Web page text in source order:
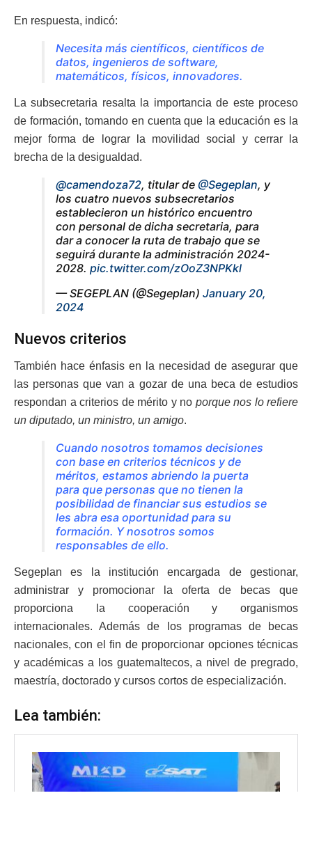
En respuesta, indicó:
Necesita más científicos, científicos de
datos, ingenieros de software,
matemáticos, físicos, innovadores.
La subsecretaria resalta la importancia de este proceso
de formación, tomando en cuenta que la educación es la
mejor forma de lograr la movilidad social y cerrar la
brecha de la desigualdad.
@camendoza72, titular de @Segeplan, y
los cuatro nuevos subsecretarios
establecieron un histórico encuentro
con personal de dicha secretaria, para
dar a conocer la ruta de trabajo que se
seguirá durante la administración 2024-
2028. pic.twitter.com/zOoZ3NPKkl
— SEGEPLAN (@Segeplan) January 20,
2024
Nuevos criterios
También hace énfasis en la necesidad de asegurar que
las personas que van a gozar de una beca de estudios
respondan a criterios de mérito y no porque nos lo refiere
un diputado, un ministro, un amigo.
Cuando nosotros tomamos decisiones
con base en criterios técnicos y de
méritos, estamos abriendo la puerta
para que personas que no tienen la
posibilidad de financiar sus estudios se
les abra esa oportunidad para su
formación. Y nosotros somos
responsables de ello.
Segeplan es la institución encargada de gestionar,
administrar y promocionar la oferta de becas que
proporciona la cooperación y organismos
internacionales. Además de los programas de becas
nacionales, con el fin de proporcionar opciones técnicas
y académicas a los guatemaltecos, a nivel de pregrado,
maestría, doctorado y cursos cortos de especialización.
Lea también: